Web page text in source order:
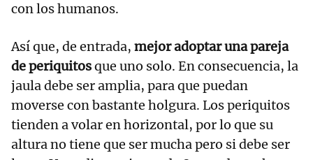
con los humanos.
Así que, de entrada, mejor adoptar una pareja
de periquitosque uno solo. En consecuencia, la
jaula debe ser amplia, para que puedan
moverse con bastante holgura. Los periquitos
tienden a volar en horizontal, por lo que su
altura no tiene que ser mucha pero si debe ser